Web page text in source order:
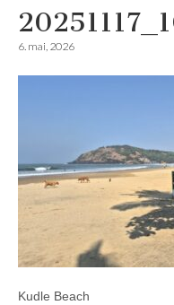
6. mai, 2026
Kudle Beach